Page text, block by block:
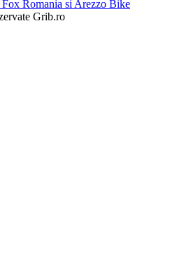
Romania si Arezzo Bike
Grib.ro